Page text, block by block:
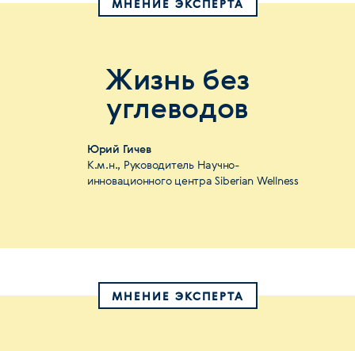
МНЕНИЕ ЭКСПЕРТА
Жизнь без
углеводов
Юрий Гичев
К.м.н., Руководитель Научно-
инновационного центра Siberian Wellness
МНЕНИЕ ЭКСПЕРТА